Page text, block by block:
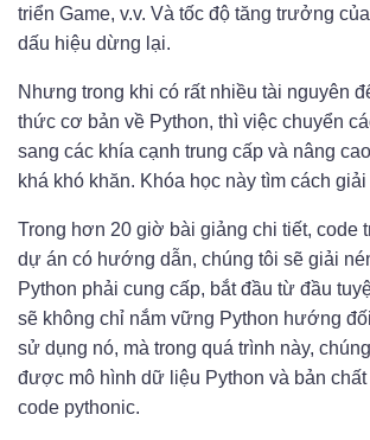
triển Game, v.v. Và tốc độ tăng trưởng
dấu hiệu dừng lại.
Nhưng trong khi có rất nhiều tài nguyên
thức cơ bản về Python, thì việc chuyển
sang các khía cạnh trung cấp và nâng
khá khó khăn. Khóa học này tìm cách
Trong hơn 20 giờ bài giảng chi tiết, code
dự án có hướng dẫn, chúng tôi sẽ giải
Python phải cung cấp, bắt đầu từ đầu
sẽ không chỉ nắm vững Python hướng
sử dụng nó, mà trong quá trình này,
được mô hình dữ liệu Python và bản
code pythonic.